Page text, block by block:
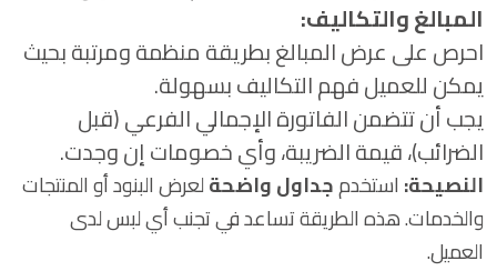
المبالغ والتكاليف:
احرص على عرض المبالغ بطريقة منظمة ومرتبة بحيث
يمكن للعميل فهم التكاليف بسهولة.
يجب أن تتضمن الفاتورة الإجمالي الفرعي (قبل
الضرائب)، قيمة الضريبة، وأي خصومات إن وجدت.
النصيحة: استخدمجداول واضحةلعرض البنود أو المنتجات
والخدمات. هذه الطريقة تساعد في تجنب أي لبس لدى
العميل.